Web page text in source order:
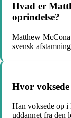
Hvad er
oprindelse?
Matthew
svensk
Hvor
Han voksede op
uddannet fra den